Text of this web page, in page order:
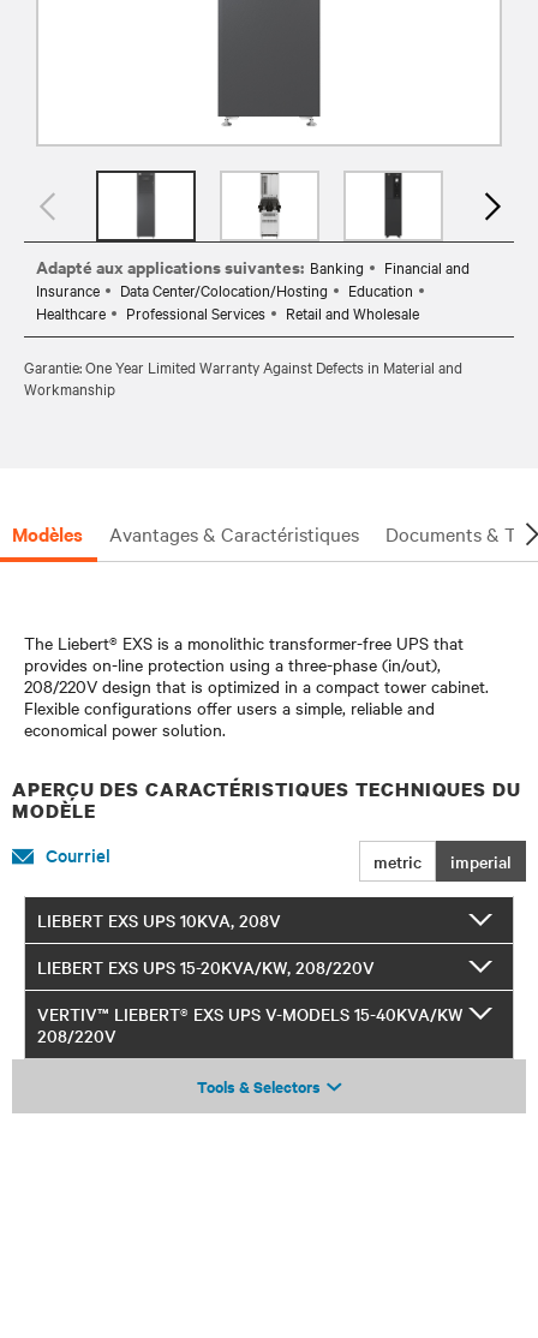
Adapté aux applications suivantes: Banking
Financial and
Insurance
Data Center/Colocation/Hosting
Education
Healthcare
Professional Services Retail and Wholesale
Garantie: One Year Limited Warranty Against Defects in Material and
Workmanship
Modèles Avantages & Caractéristiques Documents &
The Liebert® EXS is a monolithic transformer-free UPS that
provides on-line protection using a three-phase (in/out),
208/220V design that is optimized in a compact tower cabinet.
Flexible configurations offer users a simple, reliable and
economical power solution.
APERÇU DES CARACTÉRISTIQUES TECHNIQUES DU
MODÈLE
metric imperial
Courriel
LIEBERT EXS UPS 10KVA, 208V
LIEBERT EXS UPS 15-20KVA/KW, 208/220V
VERTIV™ LIEBERT® EXS UPS V-MODELS 15-40KVA/KW
208/220V
Tools & Selectors